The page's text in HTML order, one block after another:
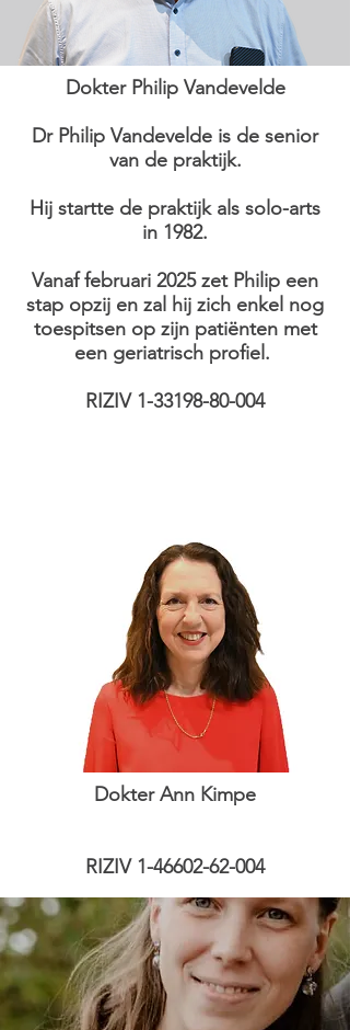
Dokter Philip Vandevelde
Dr Philip Vandevelde is de senior
van de praktijk.
Hij startte de praktijk als solo-arts
in 1982.
Vanaf februari 2025 zet Philip een
stap opzij en zal hij zich enkel nog
toespitsen op zijn patiënten met
een geriatrisch profiel.
RIZIV 1-33198-80-004
Dokter Ann Kimpe
RIZIV 1-46602-62-004